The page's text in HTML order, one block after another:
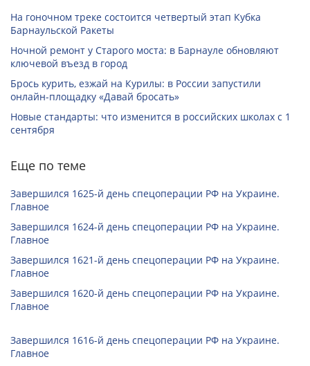
На гоночном треке состоится четвертый этап Кубка
Барнаульской Ракеты
Ночной ремонт у Старого моста: в Барнауле обновляют
ключевой въезд в город
Брось курить, езжай на Курилы: в России запустили
онлайн-­площадку «Давай бросать»
Новые стандарты: что изменится в российских школах с 1
сентября
Еще по теме
Завершился 1625-й день спецоперации РФ на Украине.
Главное
Завершился 1624-й день спецоперации РФ на Украине.
Главное
Завершился 1621-й день спецоперации РФ на Украине.
Главное
Завершился 1620-й день спецоперации РФ на Украине.
Главное
Завершился 1616-й день спецоперации РФ на Украине.
Главное